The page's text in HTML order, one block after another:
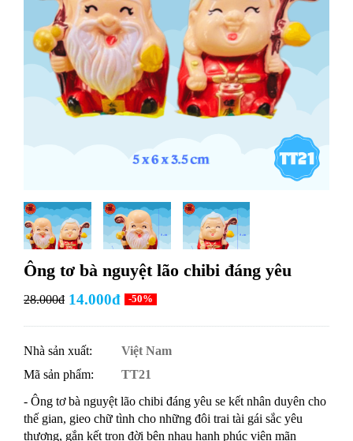
Ông tơ bà nguyệt lão chibi đáng yêu
28.000đ 14.000đ -50%
Nhà sản xuất:
Việt Nam
Mã sản phẩm:
TT21
- Ông tơ bà nguyệt lão chibi đáng yêu se kết nhân duyên cho
thế gian, gieo chữ tình cho những đôi trai tài gái sắc yêu
thương, gắn kết trọn đời bên nhau hạnh phúc viên mãn